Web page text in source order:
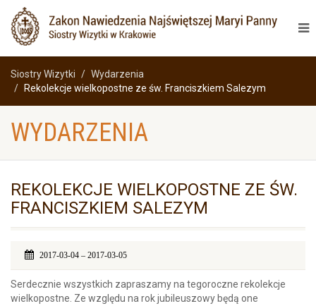
Siostry Wizytki
Wydarzenia
Rekolekcje wielkopostne ze św. Franciszkiem Salezym
WYDARZENIA
REKOLEKCJE WIELKOPOSTNE ZE ŚW.
FRANCISZKIEM SALEZYM
2017-03-04 – 2017-03-05
Serdecznie wszystkich zapraszamy na tegoroczne rekolekcje
wielkopostne. Ze względu na rok jubileuszowy będą one